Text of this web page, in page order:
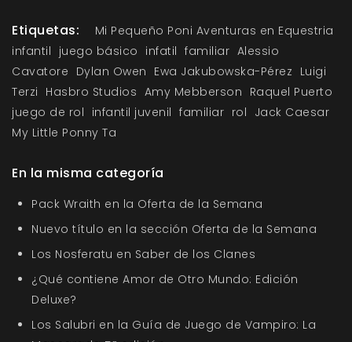
Etiquetas:
Mi Pequeño Poni Aventuras en Equestria
infantil juego básico infatil familiar Alessio
Cavatore Dylan Owen Ewa Jakubowska-Pérez Luigi
Terzi Hasbro Studios Amy Mebberson Raquel Puerto
juego de rol infantil juvenil familiar rol Jack Caesar
My Little Ponny Ta
En la misma categoría
Pack Wraith en la Oferta de la Semana
Nuevo título en la sección Oferta de la Semana
Los Nosferatu en Saber de los Clanes
¿Qué contiene Amor de Otro Mundo: Edición
Deluxe?
Los Salubri en la Guía de Juego de Vampiro: La